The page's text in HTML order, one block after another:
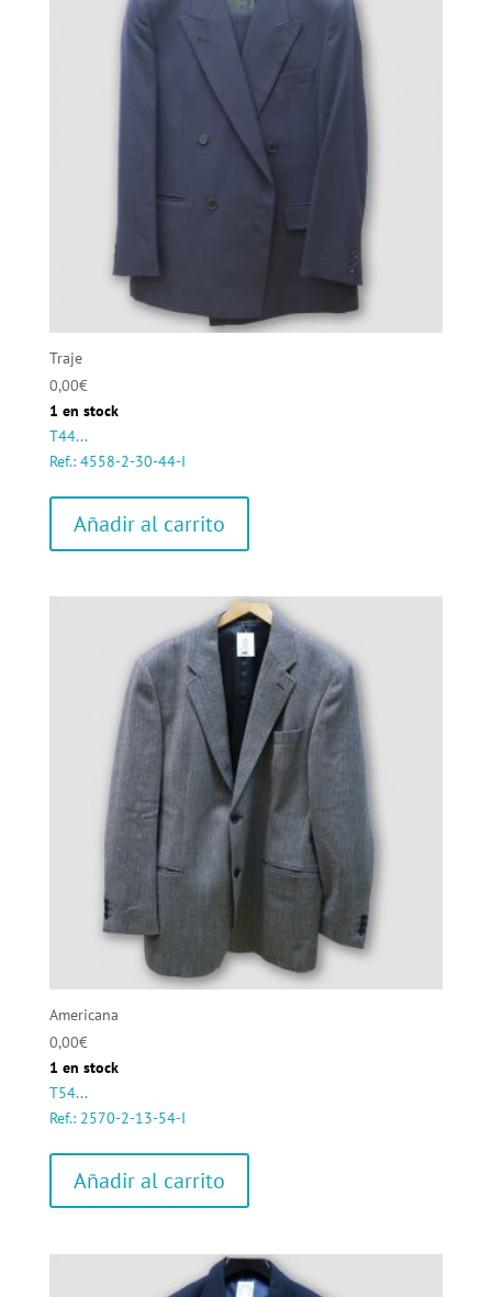
Traje
0,00€
1 en stock
T44...
Ref.: 4558-2-30-44-I
Añadir al carrito
Americana
0,00€
1 en stock
T54...
Ref.: 2570-2-13-54-I
Añadir al carrito